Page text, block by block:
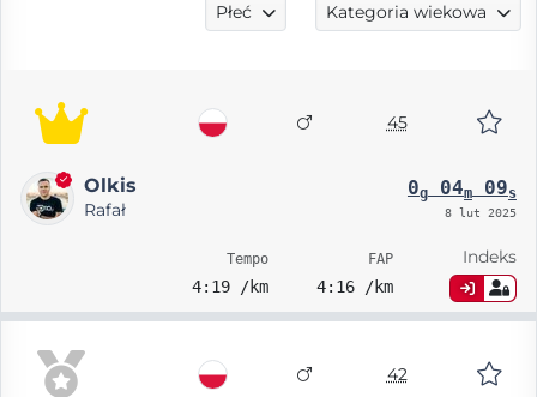
Płeć Kategoria wiekowa
45
Olkis
Rafał
0g04m09s
8 lut 2025
Tempo
4:19 /km
FAP
4:16 /km
Indeks
42